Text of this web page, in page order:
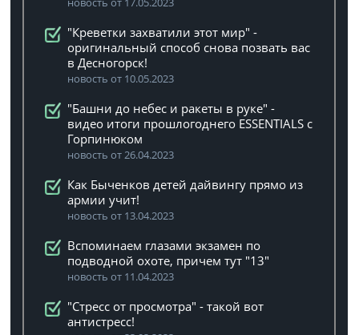
"Креветки захватили этот мир" -
оригинальный способ снова позвать вас
в Десногорск!
новость от 10.05.2023
"Башни до небес и ракеты в руке" -
видео итоги прошлогоднего ESSENTIALS с
Горпинюком
новость от 26.04.2023
Как Быченков детей дайвингу прямо из
армии учит!
новость от 13.04.2023
Вспоминаем глазами экзамен по
подводной охоте, причем тут "13"
новость от 11.04.2023
"Стресс от просмотра" - такой вот
антистресс!